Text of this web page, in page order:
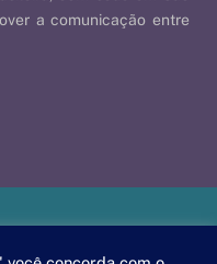
a comunicação entre